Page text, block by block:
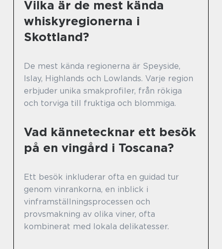
Vilka är de mest kända
whiskyregionerna i
Skottland?
De mest kända regionerna är Speyside,
Islay, Highlands och Lowlands. Varje region
erbjuder unika smakprofiler, från rökiga
och torviga till fruktiga och blommiga.
Vad kännetecknar ett besök
på en vingård i Toscana?
Ett besök inkluderar ofta en guidad tur
genom vinrankorna, en inblick i
vinframställningsprocessen och
provsmakning av olika viner, ofta
kombinerat med lokala delikatesser.